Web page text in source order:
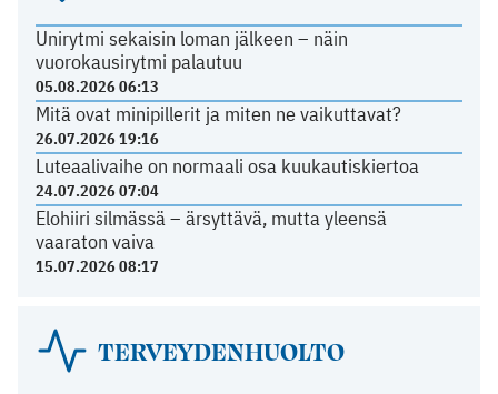
Unirytmi sekaisin loman jälkeen – näin
vuorokausirytmi palautuu
05.08.2026 06:13
Mitä ovat minipillerit ja miten ne vaikuttavat?
26.07.2026 19:16
Luteaalivaihe on normaali osa kuukautiskiertoa
24.07.2026 07:04
Elohiiri silmässä – ärsyttävä, mutta yleensä
vaaraton vaiva
15.07.2026 08:17
TERVEYDENHUOLTO